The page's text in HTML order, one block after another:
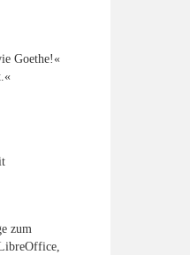
Goethe!«
zum